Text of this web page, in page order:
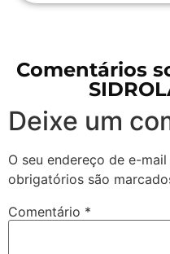
Comentários
Deixe um
O seu endereço de e-
obrigatórios são
Comentário *